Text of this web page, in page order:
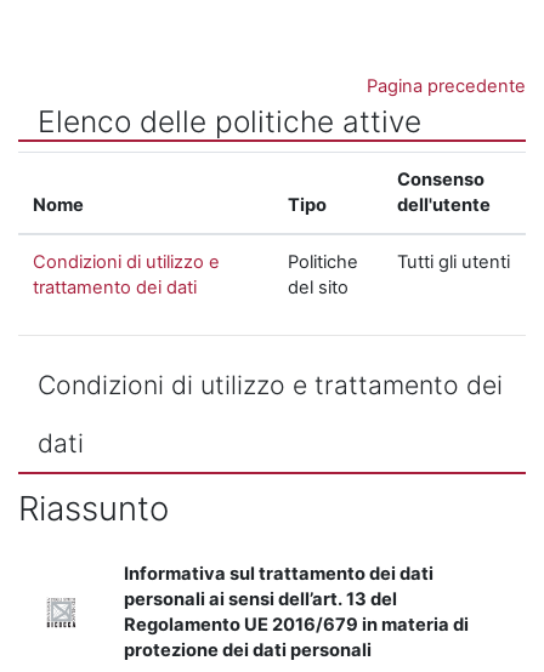
Pagina precedente
Elenco delle politiche attive
Nome Tipo
Consenso
dell'utente
Condizioni di utilizzo e
trattamento dei dati
Politiche
del sito
Tutti gli utenti
Condizioni di utilizzo e trattamento dei
dati
Riassunto
Informativa sul trattamento dei dati
personali ai sensi dell’art. 13 del
Regolamento UE 2016/679 in materia di
protezione dei dati personali